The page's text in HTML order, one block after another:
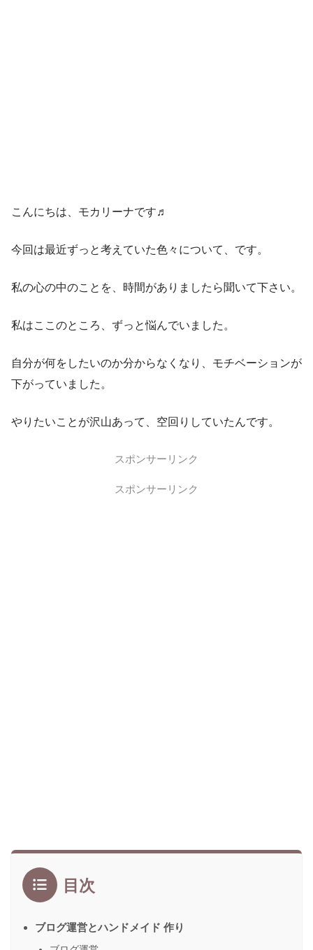
こんにちは、モカリーナです♬
今回は最近ずっと考えていた色々について、です。
私の心の中のことを、時間がありましたら聞いて下さい。
私はここのところ、ずっと悩んでいました。
自分が何をしたいのか分からなくなり、モチベーションが
下がっていました。
やりたいことが沢山あって、空回りしていたんです。
スポンサーリンク
スポンサーリンク
目次
ブログ運営とハンドメイド 作り